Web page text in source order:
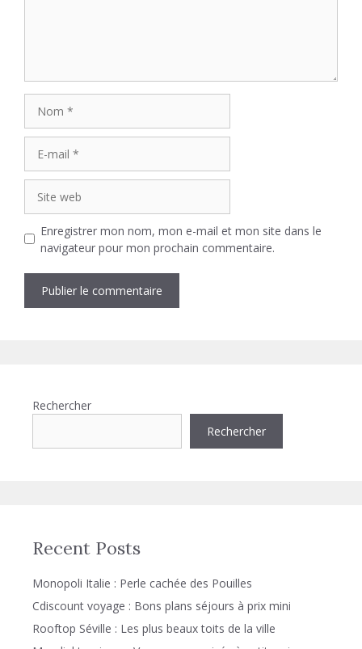
mail
web
Enregistrer mon nom, mon e-mail et mon site dans le
navigateur pour mon prochain commentaire.
Rechercher
Rechercher
Recent Posts
Monopoli Italie : Perle cachée des Pouilles
Cdiscount voyage : Bons plans séjours à prix mini
Rooftop Séville : Les plus beaux toits de la ville